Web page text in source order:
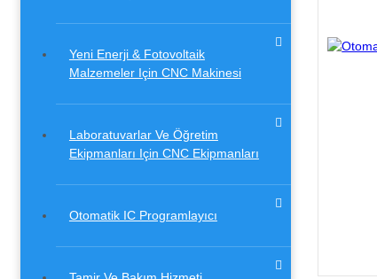
Yeni Enerji & Fotovoltaik
Malzemeler Için CNC Makinesi
Laboratuvarlar Ve Öğretim
Ekipmanları Için CNC Ekipmanları
Otomatik IC Programlayıcı